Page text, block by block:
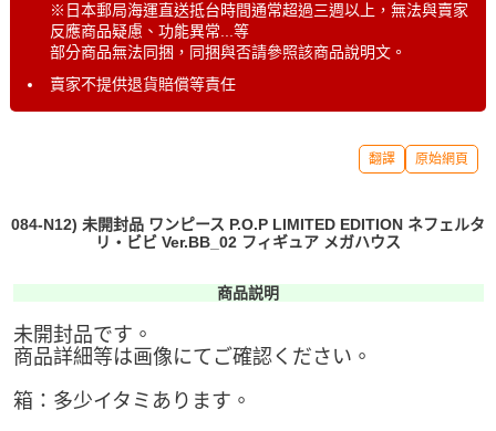
※日本郵局海運直送抵台時間通常超過三週以上，無法與賣家
反應商品疑慮、功能異常...等
部分商品無法同捆，同捆與否請參照該商品說明文。
賣家不提供退貨賠償等責任
翻譯 原始網頁
084-N12) 未開封品 ワンピース P.O.P LIMITED EDITION ネフェルタ
リ・ビビ Ver.BB_02 フィギュア メガハウス
商品説明
未開封品です。
商品詳細等は画像にてご確認ください。
箱：多少イタミあります。